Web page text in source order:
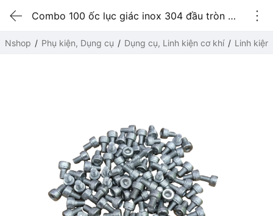
Combo 100 ốc lục giác inox 304 đầu tròn M4x6
Nshop Phụ kiện, Dụng cụ Dụng cụ, Linh kiện cơ khí Linh